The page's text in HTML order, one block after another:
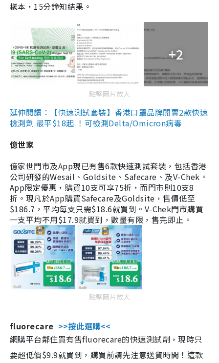
樣本，15分鐘知結果。
+2
點擊圖片放大
延伸閱讀：【快速測試套裝】香港口罩品牌開賣2款快速
檢測劑 最平$18起 ！可檢測Delta/Omicron病毒
億世家
億家世門市及App現已有售6款快速測試套裝，包括香港
公司研發的Wesail、Goldsite、Safecare、及V-Chek。
App限定優惠，購買10支可享75折，而門市則10支8
折。現凡於App購買Safecare及Goldsite，售價低至
$186.7，平均每支只需$18.6就買到。V-Chek門市購買
一支平均不用$17.9就買到，數量有限，售完即止。
點擊圖片放大
fluorecare >>按此選購<<
網購平台鄰住買有售fluorecare的快速測試劑，現時只
要超低價$9.9就買到，購買前請先注意送貨時間！這款